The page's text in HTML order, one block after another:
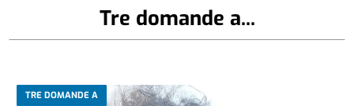
Tre domande a...
TRE DOMANDE A